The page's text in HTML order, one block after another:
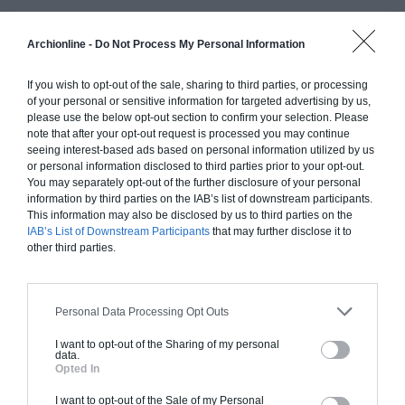
Archionline - Do Not Process My Personal Information
If you wish to opt-out of the sale, sharing to third parties, or processing
of your personal or sensitive information for targeted advertising by us,
please use the below opt-out section to confirm your selection. Please
note that after your opt-out request is processed you may continue
seeing interest-based ads based on personal information utilized by us
or personal information disclosed to third parties prior to your opt-out.
You may separately opt-out of the further disclosure of your personal
information by third parties on the IAB’s list of downstream participants.
This information may also be disclosed by us to third parties on the
IAB’s List of Downstream Participants that may further disclose it to
other third parties.
Personal Data Processing Opt Outs
I want to opt-out of the Sharing of my personal
data.
Opted In
I want to opt-out of the Sale of my Personal
Construction ossature bois
Chiffrage estimatif pour : Fondations et normes
standards. Construction en ossature bois isolé.
Finitions haut de gamme. Le prix "clé en main"
inclut le gros oeuvre et le second oeuvre (cuisine,
peinture, sols...), mais exclut piscine, jardin et
clôture.
À partir de
380 000€ TTC